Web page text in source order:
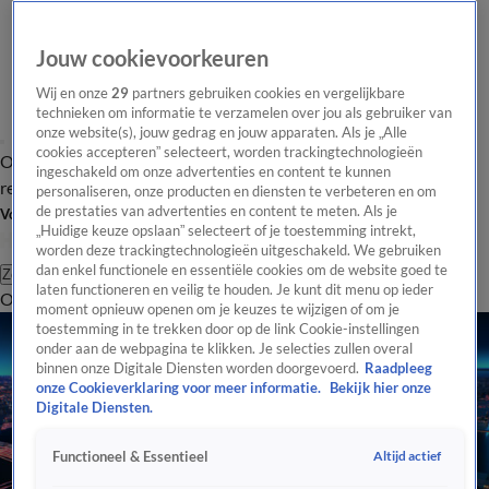
Overzicht Laatste nieuws Regionieuws Het beste van Hart
Tip de
redactie
Volg Hart van Nederland
Zoeken
OverzichtRegioUitzendingenWeerTip de redactiePanelVideo's
Jouw cookievoorkeuren
Wij en onze29 partners gebruiken cookies en vergelijkbare
technieken om informatie te verzamelen over jou als gebruiker van
onze website(s), jouw gedrag en jouw apparaten. Als je „Alle
cookies accepteren” selecteert, worden trackingtechnologieën
ingeschakeld om onze advertenties en content te kunnen
personaliseren, onze producten en diensten te verbeteren en om
de prestaties van advertenties en content te meten. Als je
„Huidige keuze opslaan” selecteert of je toestemming intrekt,
worden deze trackingtechnologieën uitgeschakeld. We gebruiken
dan enkel functionele en essentiële cookies om de website goed te
laten functioneren en veilig te houden. Je kunt dit menu op ieder
moment opnieuw openen om je keuzes te wijzigen of om je
toestemming in te trekken door op de link Cookie-instellingen
onder aan de webpagina te klikken. Je selecties zullen overal
binnen onze Digitale Diensten worden doorgevoerd. Raadpleeg
onze Cookieverklaring voor meer informatie.
Bekijk hier onze
Digitale Diensten.
Functioneel & Essentieel Altijd actief